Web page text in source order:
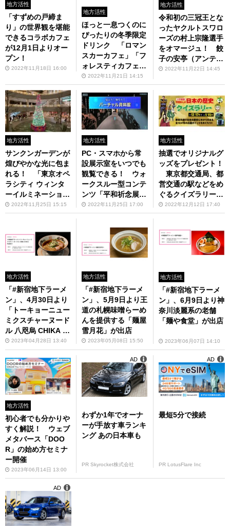
地方活性
「すずめの戸締ま
り」の世界観を堪能
できるコラボカフェ
が12月1日よりオー
プン！
2022年11月18日 16:00
地方活性
ほっと一息つくのに
ぴったりの冬季限定
ドリンク 「ロマン
スカーカフェ」「フ
ォレスティカフェ」
「フォレスティコー
ヒー」にて「甘酒ロ
イヤルミルクティー
～わらび餅入り～」
11月21日販売開始
2022年11月21日 14:15
地方活性
令和初の三冠王とな
ったヤクルトスワロ
ーズの村上宗隆選手
をオマージュ！ 餃
子の安亭（アンテ
イ）新宿思い出横丁
数量限定で販売
2022年11月22日 14:45
地方活性
サンクンガーデンが
煌びやかな光に包ま
れる！ 「東京オペ
ラシティ ウィンタ
ーイルミネーション
2022」を開催中
2022年11月25日 15:15
地方活性
PC・スマホから常
設展示室をいつでも
観覧できる！ ウォ
ークスルー型コンテ
ンツ「平和祈念展示
資料館 『見よう！
知ろう！バーチャル
ェブサイトで公開
2022年11月25日 17:00
地方活性
抽選でオリジナルグ
ッズをプレゼント！
東京都交通局、都
営交通の駅などをめ
ぐるクイズラリーを
開催2022年12月12日 17:40
地方活性
「#新宿地下ラーメ
ン」、4月30日より
「トーキョーニュー
ミクスチャーヌード
ル 八咫烏 CHIKA R
ABO」が出店
2023年04月28日 13:40
地方活性
「#新宿地下ラーメ
ン」、5月9日より王
道の札幌味噌らーめ
んを提供する「麺屋
雪月花」が出店
2023年05月08日 15:50
地方活性
「#新宿地下ラーメ
ン」、6月9日より神
奈川淡麗系の老舗
「麺や食堂」が出店
2023年06月07日 14:10
地方活性
初心者でも分かりや
すく解説！ ウェブ
メタバース「DOO
R」の始め方セミナ
ー開催
2023年06月14日 13:00
わずか1年でオーナ
ーが手放す車ランキ
ング あの日本車も
PR Skyrocket株式会社
AD
最短5分で接続
PR LotusFlare Inc
AD
AD